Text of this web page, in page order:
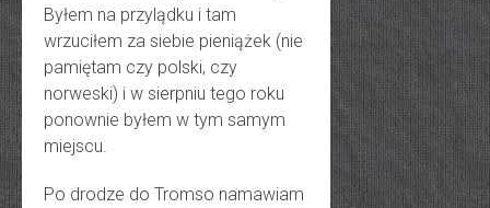
Byłem na przylądku i tam
wrzuciłem za siebie pieniążek (nie
pamiętam czy polski, czy
norweski) i w sierpniu tego roku
ponownie byłem w tym samym
miejscu.
Po drodze do Tromso namawiam